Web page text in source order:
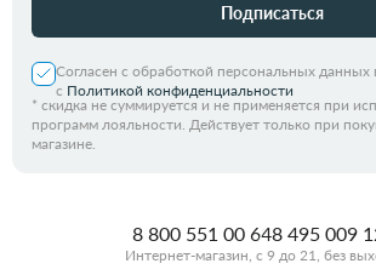
Подписаться
Согласен с обработкой персональных данных
с Политикой конфиденциальности
* скидка не суммируется и не применяется при
программ лояльности. Действует только при
магазине.
8 800 551 00 648 495 009
Интернет-магазин, с 9 до 21, без